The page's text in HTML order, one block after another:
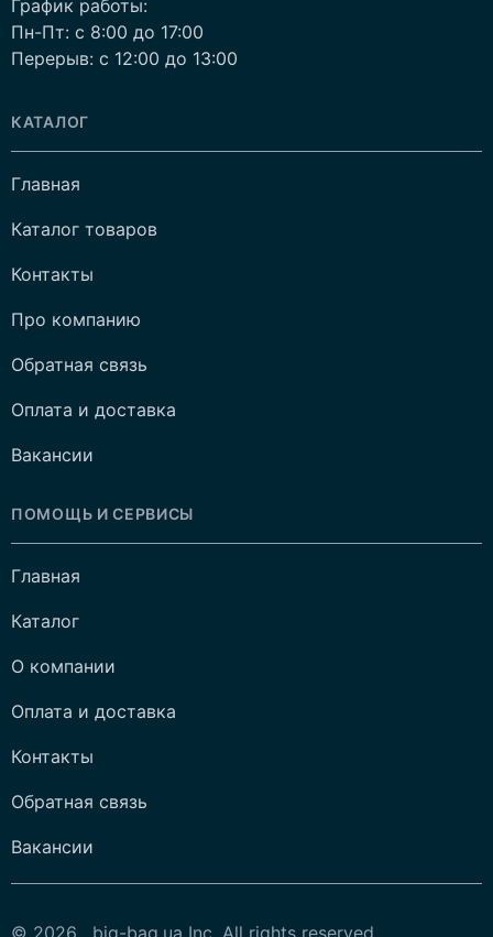
График работы:
Пн-Пт: c 8:00 до 17:00
Перерыв: c 12:00 до 13:00
КАТАЛОГ
Главная
Каталог товаров
Контакты
Про компанию
Обратная связь
Оплата и доставка
Вакансии
ПОМОЩЬ И СЕРВИСЫ
Главная
Каталог
О компании
Оплата и доставка
Контакты
Обратная связь
Вакансии
© 2026 , big-bag.ua Inc. All rights reserved.